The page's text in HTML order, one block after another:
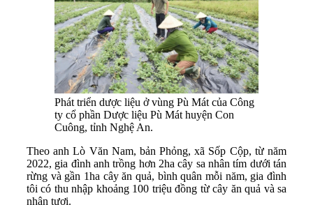
Phát triển dược liệu ở vùng Pù Mát của Công
ty cổ phần Dược liệu Pù Mát huyện Con
Cuông, tỉnh Nghệ An.
Theo anh Lò Văn Nam, bản Phỏng, xã Sốp Cộp, từ năm
2022, gia đình anh trồng hơn 2ha cây sa nhân tím dưới tán
rừng và gần 1ha cây ăn quả, bình quân mỗi năm, gia đình
tôi có thu nhập khoảng 100 triệu đồng từ cây ăn quả và sa
nhân tươi.